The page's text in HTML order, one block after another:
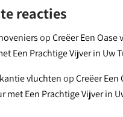
reacties
opCreëer Een Oase
Een Prachtige Vijver in Uw
vluchtenopCreëer Een
met Een Prachtige Vijver in